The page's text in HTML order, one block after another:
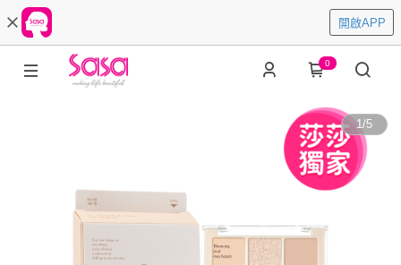
開啟APP
0
1/5